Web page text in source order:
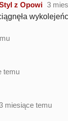
z Opowi 3
temu
miesiące temu